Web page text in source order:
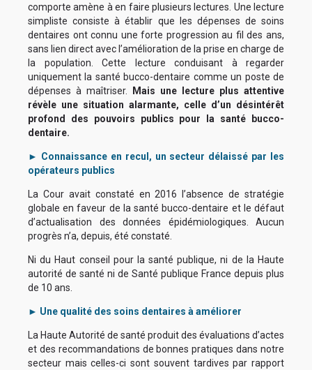
comporte amène à en faire plusieurs lectures. Une lecture
simpliste consiste à établir que les dépenses de soins
dentaires ont connu une forte progression au fil des ans,
sans lien direct avec l’amélioration de la prise en charge de
la population. Cette lecture conduisant à regarder
uniquement la santé bucco-dentaire comme un poste de
dépenses à maîtriser.
Mais une lecture plus attentive
révèle une situation alarmante, celle d’un désintérêt
profond des pouvoirs publics pour la santé bucco-
dentaire.
► Connaissance en recul, un secteur délaissé par les
opérateurs publics
La Cour avait constaté en 2016 l’absence de stratégie
globale en faveur de la santé bucco-dentaire et le défaut
d’actualisation des données épidémiologiques. Aucun
progrès n’a, depuis, été constaté.
Ni du Haut conseil pour la santé publique, ni de la Haute
autorité de santé ni de Santé publique France depuis plus
de 10 ans.
► Une qualité des soins dentaires à améliorer
La Haute Autorité de santé produit des évaluations d’actes
et des recommandations de bonnes pratiques dans notre
secteur mais celles-ci sont souvent tardives par rapport